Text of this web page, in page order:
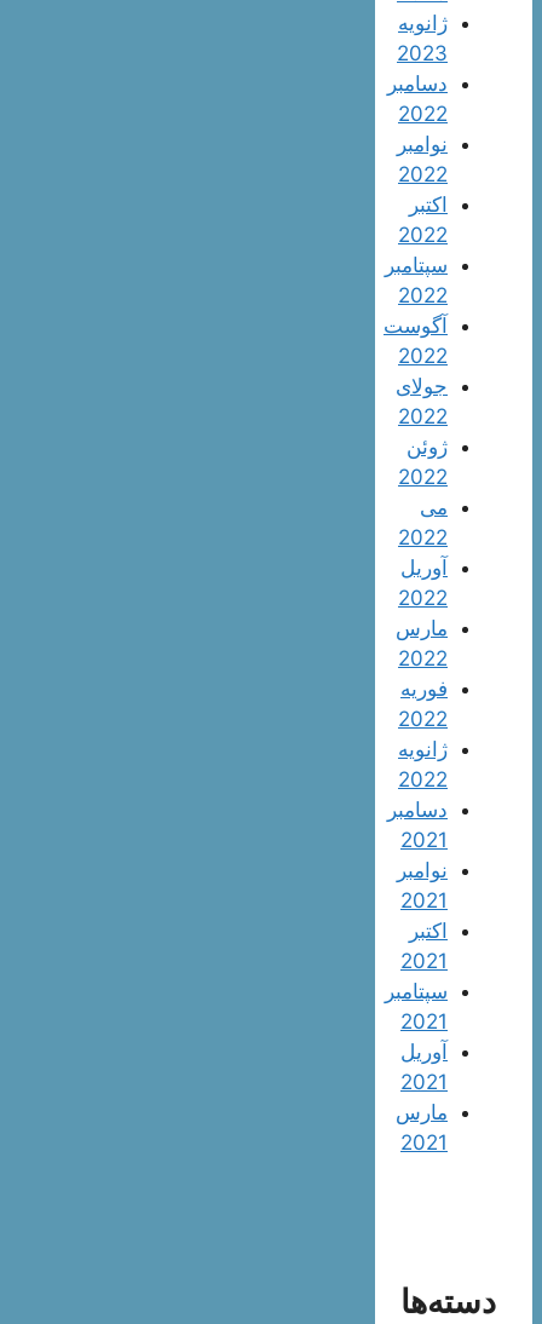
ژانویه
2023
دسامبر
2022
نوامبر
2022
اکتبر
2022
سپتامبر
2022
آگوست
2022
جولای
2022
ژوئن
2022
می
2022
آوریل
2022
مارس
2022
فوریه
2022
ژانویه
2022
دسامبر
2021
نوامبر
2021
اکتبر
2021
سپتامبر
2021
آوریل
2021
مارس
2021
دسته‌ها